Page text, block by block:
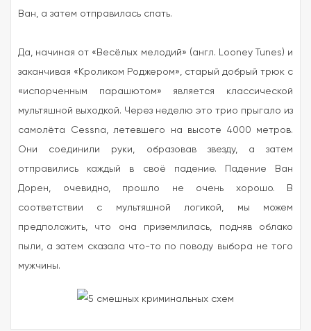
Ван, а затем отправилась спать.
Да, начиная от «Весёлых мелодий» (англ. Looney Tunes) и
заканчивая «Кроликом Роджером», старый добрый трюк с
«испорченным парашютом» является классической
мультяшной выходкой. Через неделю это трио прыгало из
самолёта Cessna, летевшего на высоте 4000 метров.
Они соединили руки, образовав звезду, а затем
отправились каждый в своё падение. Падение Ван
Дорен, очевидно, прошло не очень хорошо. В
соответствии с мультяшной логикой, мы можем
предположить, что она приземлилась, подняв облако
пыли, а затем сказала что-то по поводу выбора не того
мужчины.